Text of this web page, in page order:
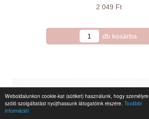
Weboldalunkon cookie-kat (sütiket) használunk, hogy személyre
szóló szolgáltatást nyújthassunk látogatóink részére. További
információ!
2 049 Ft